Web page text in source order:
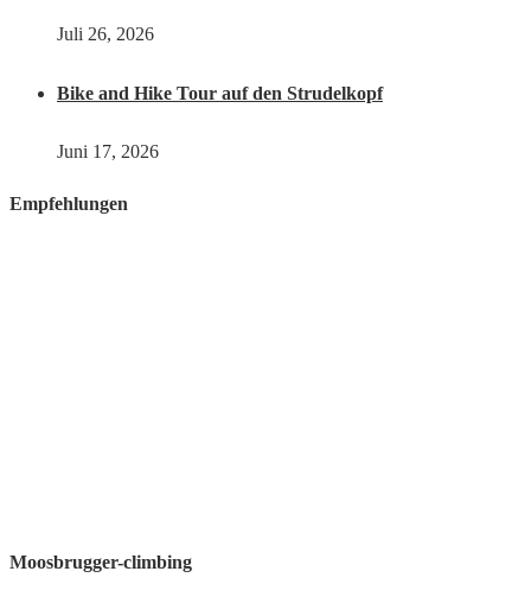
Juli 26, 2026
Bike and Hike Tour auf den Strudelkopf
Juni 17, 2026
Empfehlungen
Moosbrugger-climbing